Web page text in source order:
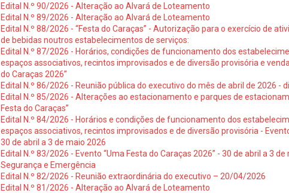
Edital N.º 90/2026 - Alteração ao Alvará de Loteamento
Edital N.º 89/2026 - Alteração ao Alvará de Loteamento
Edital N.º 88/2026 - “Festa do Caraças” - Autorização para o exercício de
de bebidas noutros estabelecimentos de serviços:
Edital N.º 87/2026 - Horários, condições de funcionamento dos
espaços associativos, recintos improvisados e de diversão provisória e
do Caraças 2026”
Edital N.º 86/2026 - Reunião pública do executivo do mês de abril de 2026 -
Edital N.º 85/2026 - Alterações ao estacionamento e parques de
Festa do Caraças”
Edital N.º 84/2026 - Horários e condições de funcionamento dos
espaços associativos, recintos improvisados e de diversão provisória -
30 de abril a 3 de maio 2026
Edital N.º 83/2026 - Evento “Uma Festa do Caraças 2026” - 30 de abril a 3
Segurança e Emergência
Edital N.º 82/2026 - Reunião extraordinária do executivo – 20/04/2026
Edital N.º 81/2026 - Alteração ao Alvará de Loteamento